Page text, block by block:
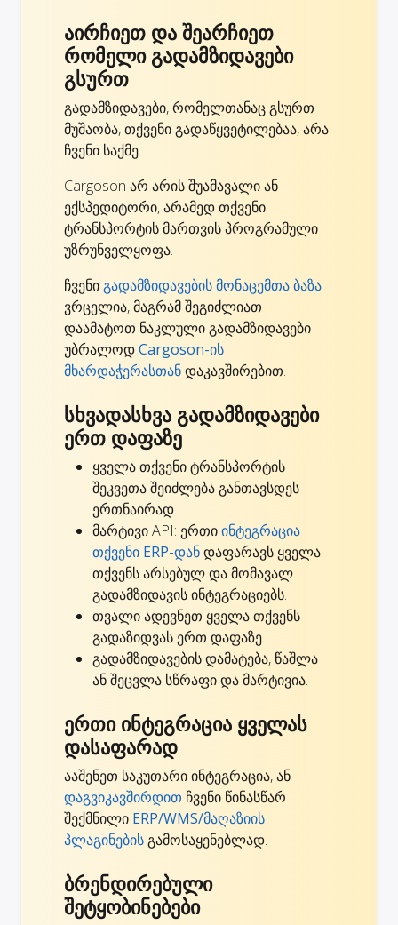
აირჩიეთ და შეარჩიეთ
რომელი გადამზიდავები
გსურთ
გადამზიდავები, რომელთანაც გსურთ
მუშაობა, თქვენი გადაწყვეტილებაა, არა
ჩვენი საქმე.
Cargoson არ არის შუამავალი ან
ექსპედიტორი, არამედ თქვენი
ტრანსპორტის მართვის პროგრამული
უზრუნველყოფა.
ჩვენიგადამზიდავების მონაცემთა ბაზა
ვრცელია, მაგრამ შეგიძლიათ
დაამატოთ ნაკლული გადამზიდავები
უბრალოდCargoson-ის
მხარდაჭერასთანდაკავშირებით.
სხვადასხვა გადამზიდავები
ერთ დაფაზე
ყველა თქვენი ტრანსპორტის
შეკვეთა შეიძლება განთავსდეს
ერთნაირად.
მარტივი API: ერთიინტეგრაცია
თქვენი ERP-დანდაფარავს ყველა
თქვენს არსებულ და მომავალ
გადამზიდავის ინტეგრაციებს.
თვალი ადევნეთ ყველა თქვენს
გადაზიდვას ერთ დაფაზე.
გადამზიდავების დამატება, წაშლა
ან შეცვლა სწრაფი და მარტივია.
ერთი ინტეგრაცია ყველას
დასაფარად
ააშენეთ საკუთარი ინტეგრაცია, ან
დაგვიკავშირდით ჩვენი წინასწარ
შექმნილი ERP/WMS/მაღაზიის
პლაგინებისგამოსაყენებლად.
ბრენდირებული
შეტყობინებები